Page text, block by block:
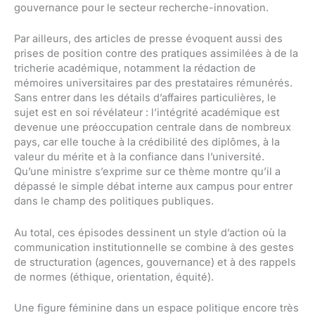
gouvernance pour le secteur recherche-innovation.
Par ailleurs, des articles de presse évoquent aussi des
prises de position contre des pratiques assimilées à de la
tricherie académique, notamment la rédaction de
mémoires universitaires par des prestataires rémunérés.
Sans entrer dans les détails d’affaires particulières, le
sujet est en soi révélateur : l’intégrité académique est
devenue une préoccupation centrale dans de nombreux
pays, car elle touche à la crédibilité des diplômes, à la
valeur du mérite et à la confiance dans l’université.
Qu’une ministre s’exprime sur ce thème montre qu’il a
dépassé le simple débat interne aux campus pour entrer
dans le champ des politiques publiques.
Au total, ces épisodes dessinent un style d’action où la
communication institutionnelle se combine à des gestes
de structuration (agences, gouvernance) et à des rappels
de normes (éthique, orientation, équité).
Une figure féminine dans un espace politique encore très